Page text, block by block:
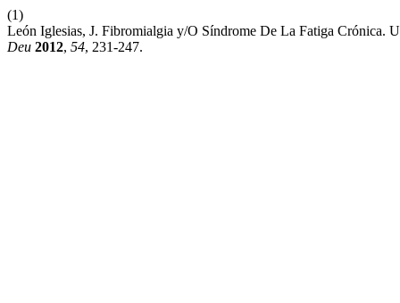
(1)
León Iglesias, J. Fibromialgia y/O Síndrome De La Fatiga Crónica.
Deu 2012, 54, 231-247.